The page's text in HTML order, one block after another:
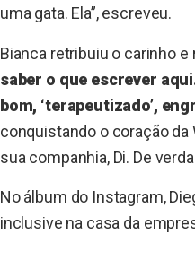
uma gata. Ela”, escreveu.
Bianca retribuiu o carinho e
saber o que escrever
bom, ‘terapeutizado’,
conquistando o coração da
sua companhia, Di. De
No álbum do Instagram,
inclusive na casa da